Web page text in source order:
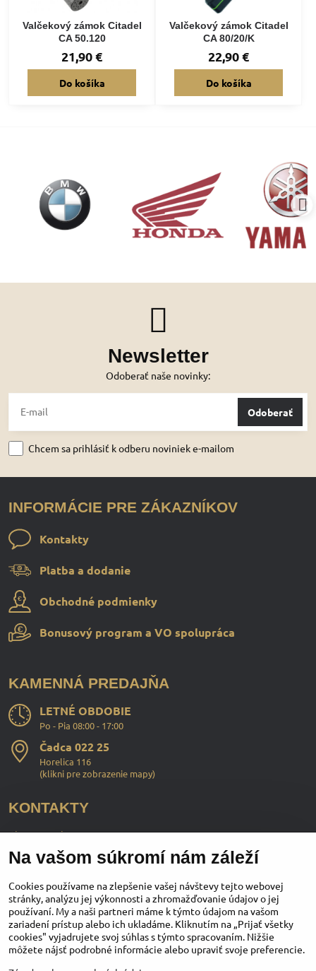
Valčekový zámok Citadel
CA 50.120
21,90 €
Do košíka
Valčekový zámok Citadel
CA 80/20/K
22,90 €
Do košíka
Newsletter
Odoberať naše novinky:
Odoberať
Chcem sa prihlásiť k odberu noviniek e-mailom
INFORMÁCIE PRE ZÁKAZNÍKOV
Kontakty
Platba a dodanie
Obchodné podmienky
Bonusový program a VO spolupráca
KAMENNÁ PREDAJŇA
LETNÉ OBDOBIE
Po - Pia 08:00 - 17:00
Čadca 022 25
Horelica 116
(klikni pre zobrazenie mapy)
KONTAKTY
ChopperStyle s.r.o.
Ing. Martin Murčo
+421 911 364 555
obchod​@chopperstyle​.sk
Na vašom súkromí nám záleží
Cookies používame na zlepšenie vašej návštevy tejto webovej
stránky, analýzu jej výkonnosti a zhromažďovanie údajov o jej
používaní. My a naši partneri máme k týmto údajom na vašom
zariadení prístup alebo ich ukladáme. Kliknutím na „Prijať všetky
cookies" vyjadrujete svoj súhlas s týmto spracovaním. Nižšie
môžete nájsť podrobné informácie alebo upraviť svoje preferencie.